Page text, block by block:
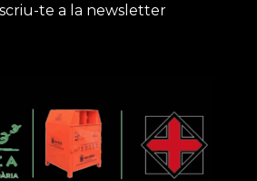
te a la newsletter